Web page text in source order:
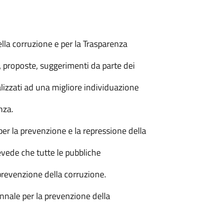
corruzione e per la Trasparenza
suggerimenti da parte dei
ad una migliore individuazione
la prevenzione e la repressione della
che tutte le pubbliche
della corruzione.
per la prevenzione della